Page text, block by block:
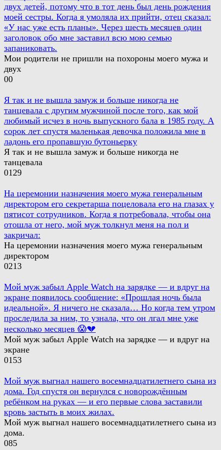
двух детей, потому что в тот день был день рождения
моей сестры. Когда я умоляла их прийти, отец сказал:
«У нас уже есть планы». Через шесть месяцев один
заголовок обо мне заставил всю мою семью
запаниковать.
Мои родители не пришли на похороны моего мужа и
двух
00
Я так и не вышла замуж и больше никогда не
танцевала с другим мужчиной после того, как мой
любимый исчез в ночь выпускного бала в 1985 году. А
сорок лет спустя маленькая девочка положила мне в
ладонь его пропавшую бутоньерку
Я так и не вышла замуж и больше никогда не
танцевала
0129
На церемонии назначения моего мужа генеральным
директором его секретарша поцеловала его на глазах у
пятисот сотрудников. Когда я потребовала, чтобы она
отошла от него, мой муж толкнул меня на пол и
закричал:
На церемонии назначения моего мужа генеральным
директором
0213
Мой муж забыл Apple Watch на зарядке — и вдруг на
экране появилось сообщение: «Прошлая ночь была
идеальной». Я ничего не сказала… Но когда тем утром
проследила за ним, то узнала, что он лгал мне уже
несколько месяцев 😱💔
Мой муж забыл Apple Watch на зарядке — и вдруг на
экране
0153
Мой муж выгнал нашего восемнадцатилетнего сына из
дома. Год спустя он вернулся с новорождённым
ребёнком на руках — и его первые слова заставили
кровь застыть в моих жилах.
Мой муж выгнал нашего восемнадцатилетнего сына из
дома.
085